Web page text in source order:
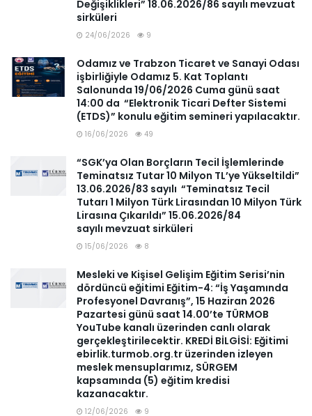
Değişiklikleri” 18.06.2026/86 sayılı mevzuat
sirküleri
24/06/2026 9
Odamız ve Trabzon Ticaret ve Sanayi Odası
işbirliğiyle Odamız 5. Kat Toplantı
Salonunda 19/06/2026 Cuma günü saat
14:00 da “Elektronik Ticari Defter Sistemi
(ETDS)” konulu eğitim semineri yapılacaktır.
16/06/2026 49
“SGK’ya Olan Borçların Tecil İşlemlerinde
Teminatsız Tutar 10 Milyon TL’ye Yükseltildi”
13.06.2026/83 sayılı “Teminatsız Tecil
Tutarı 1 Milyon Türk Lirasından 10 Milyon Türk
Lirasına Çıkarıldı” 15.06.2026/84
sayılı mevzuat sirküleri
15/06/2026 8
Mesleki ve Kişisel Gelişim Eğitim Serisi’nin
dördüncü eğitimi Eğitim-4: “İş Yaşamında
Profesyonel Davranış”, 15 Haziran 2026
Pazartesi günü saat 14.00’te TÜRMOB
YouTube kanalı üzerinden canlı olarak
gerçekleştirilecektir. KREDİ BİLGİSİ: Eğitimi
ebirlik.turmob.org.tr üzerinden izleyen
meslek mensuplarımız, SÜRGEM
kapsamında (5) eğitim kredisi
kazanacaktır.
12/06/2026 9